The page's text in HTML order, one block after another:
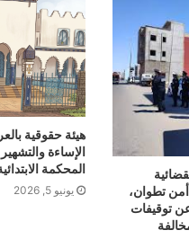
بالعرائش: بين تحديات
بحيازة وترويج
قبل الأجهزة.. تجربة
أمن تطوان،
توقيفات
هيئة حقوقية
الإساءة
المحكمة
يونيو 5, 2026